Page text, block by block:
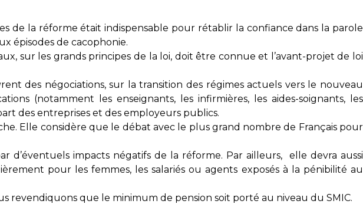
de la réforme était indispensable pour rétablir la confiance dans la parole
épisodes de cacophonie.
sur les grands principes de la loi, doit être connue et l’avant-projet de loi
des négociations, sur la transition des régimes actuels vers le nouveau
(notamment les enseignants, les infirmières, les aides-soignants, les
des entreprises et des employeurs publics.
Elle considère que le débat avec le plus grand nombre de Français pour
d’éventuels impacts négatifs de la réforme. Par ailleurs, elle devra aussi
pour les femmes, les salariés ou agents exposés à la pénibilité au
revendiquons que le minimum de pension soit porté au niveau du SMIC.